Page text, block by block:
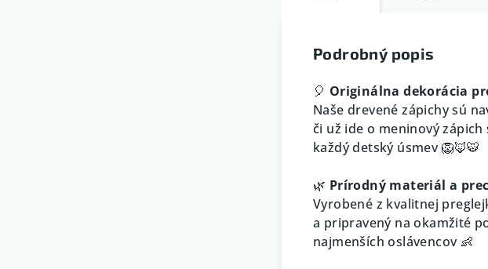
Podrobný popis
🎈 Originálna dekorácia
Naše drevené zápichy sú
či už ide o meninový
každý detský úsmev 🦁🦊🐯
🌿 Prírodný materiál a
Vyrobené z kvalitnej
a pripravený na okamžité
najmenších oslávencov 👶